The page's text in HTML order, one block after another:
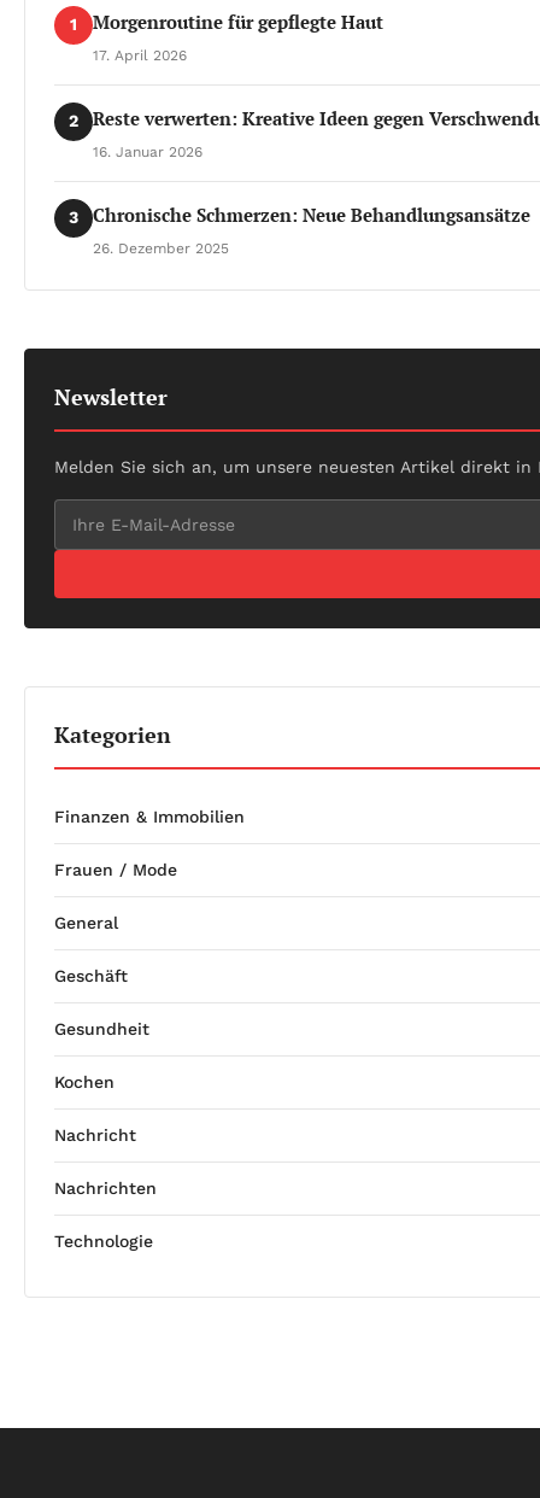
1 Morgenroutine für gepflegte Haut
17. April 2026
2 Reste verwerten: Kreative Ideen gegen
16. Januar 2026
3 Chronische Schmerzen: Neue Behandlungsansätze
26. Dezember 2025
Newsletter
Melden Sie sich an, um unsere neuesten Artikel direkt
Kategorien
Finanzen & Immobilien
Frauen / Mode
General
Geschäft
Gesundheit
Kochen
Nachricht
Nachrichten
Technologie